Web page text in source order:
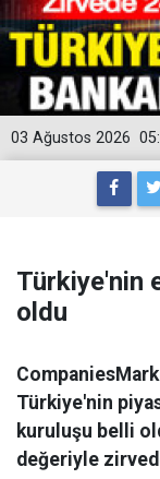
03 Ağustos 2026
Türkiye'nin
oldu
Türkiye'nin
kuruluşu belli
değeriyle